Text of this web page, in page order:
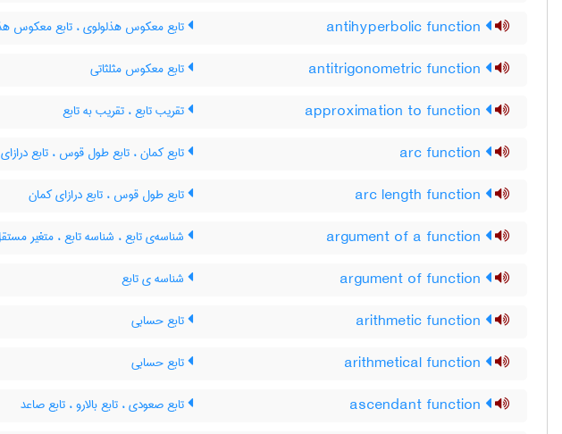
تابع معکوس هذلولوی ، تابع معکوس
تابع معکوس مثلثاتی
تقریب تابع ، تقریب به تابع
تابع کمان ، تابع طول قوس ، تابع
تابع طول قوس ، تابع درازای کمان
شناسه‌ی تابع ، شناسه تابع ، متغیر
شناسه ی تابع
تابع حسابی
تابع حسابی
تابع صعودی ، تابع بالارو ، تابع صاعد